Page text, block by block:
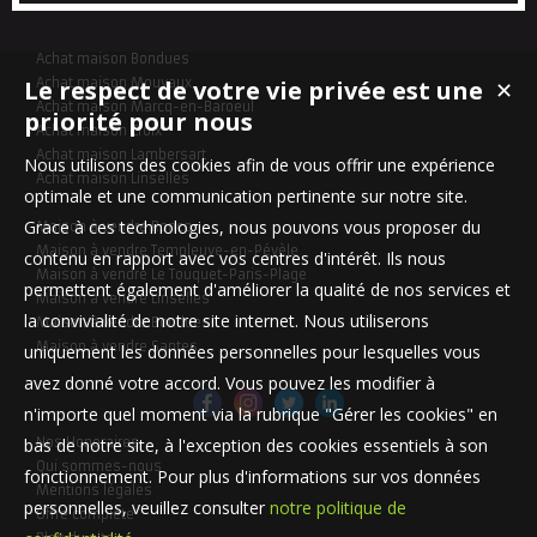
salle de bains. A l'étage : trois chambres avec possibilité de faire
Achat maison Bondues
Achat maison Mouvaux
Achat maison Marcq-en-Baroeul
Achat maison Croix
Achat maison Lambersart
Achat maison Linselles
Maison à vendre Roncq
Maison à vendre Templeuve-en-Pévèle
Maison à vendre Le Touquet-Paris-Plage
Maison à vendre Linselles
Maison à vendre Bondues
Maison à vendre Santes
Nos Honoraires
Qui sommes-nous
Mentions légales
Offre complète
✕
Le respect de votre vie privée est une
priorité pour nous
Nous utilisons des cookies afin de vous offrir une expérience
optimale et une communication pertinente sur notre site.
Grace à ces technologies, nous pouvons vous proposer du
contenu en rapport avec vos centres d'intérêt. Ils nous
permettent également d'améliorer la qualité de nos services et
la convivialité de notre site internet. Nous utiliserons
uniquement les données personnelles pour lesquelles vous
avez donné votre accord. Vous pouvez les modifier à
n'importe quel moment via la rubrique "Gérer les cookies" en
bas de notre site, à l'exception des cookies essentiels à son
fonctionnement. Pour plus d'informations sur vos données
personnelles, veuillez consulter notre politique de